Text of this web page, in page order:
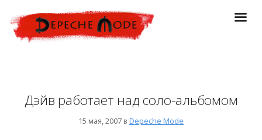
Дэйв работает над соло-альбомом
15 мая, 2007 в Depeche Mode